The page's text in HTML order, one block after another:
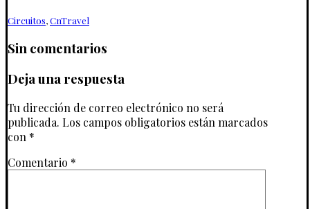
Circuitos,CnTravel
Sin comentarios
Deja una respuesta
Tu dirección de correo electrónico no será
publicada. Los campos obligatorios están marcados
con *
Comentario *